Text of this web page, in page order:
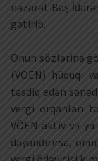
nəzarət Baş
gətirib.
Onun sözlərinə
(VÖEN) hüquqi
təsdiq edən
vergi orqanları
VÖEN aktiv və
dayandırırsa,